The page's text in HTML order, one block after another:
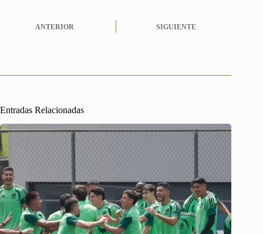
ANTERIOR SIGUIENTE
Entradas Relacionadas